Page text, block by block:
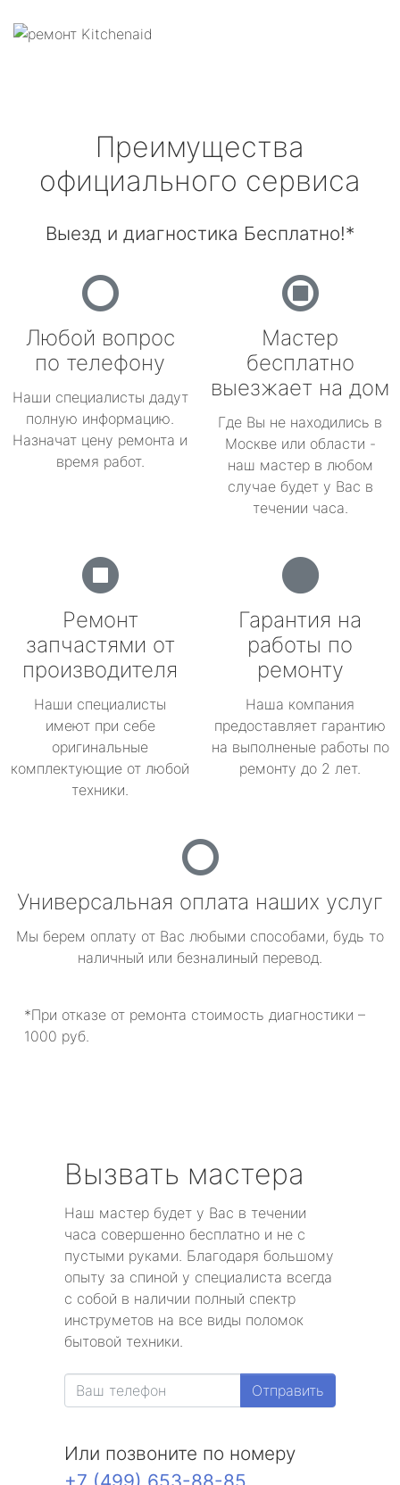
Преимущества
официального сервиса
Выезд и диагностика Бесплатно!*
Любой вопрос
по телефону
Наши специалисты дадут
полную информацию.
Назначат цену ремонта и
время работ.
Мастер
бесплатно
выезжает на дом
Где Вы не находились в
Москве или области -
наш мастер в любом
случае будет у Вас в
течении часа.
Ремонт
запчастями от
производителя
Наши специалисты
имеют при себе
оригинальные
комплектующие от любой
техники.
Гарантия на
работы по
ремонту
Наша компания
предоставляет гарантию
на выполненые работы по
ремонту до 2 лет.
Универсальная оплата наших услуг
Мы берем оплату от Вас любыми способами, будь то
наличный или безналиный перевод.
*При отказе от ремонта стоимость диагностики –
1000 руб.
Вызвать мастера
Наш мастер будет у Вас в течении
часа совершенно бесплатно и не с
пустыми руками. Благодаря большому
опыту за спиной у специалиста всегда
с собой в наличии полный спектр
инструметов на все виды поломок
бытовой техники.
Отправить
Или позвоните по номеру